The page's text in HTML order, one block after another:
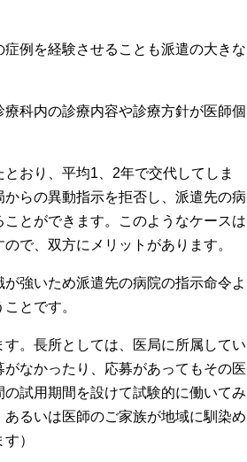
例を経験させることも派遣の大きな
科内の診療内容や診療方針が医師個
おり、平均1、2年で交代してしま
らの異動指示を拒否し、派遣先の病
とができます。このようなケースは
で、双方にメリットがあります。
強いため派遣先の病院の指示命令よ
とです。
。長所としては、医局に所属してい
なかったり、応募があってもその医
試用期間を設けて試験的に働いてみ
るいは医師のご家族が地域に馴染め
）